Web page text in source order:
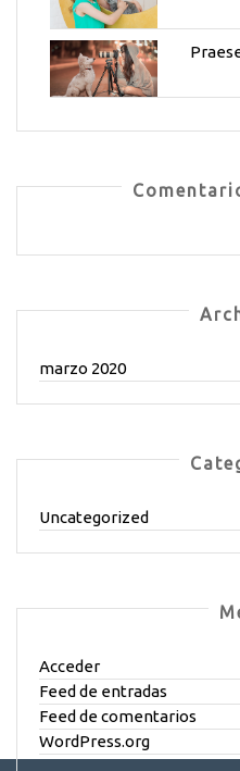
marzo 2020
Uncategorized
Acceder
Feed de entradas
Feed de comentarios
WordPress.org